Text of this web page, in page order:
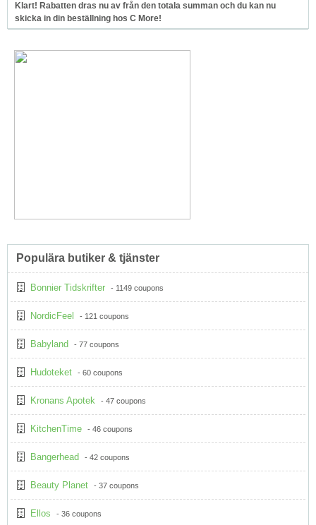
Klart! Rabatten dras nu av från den totala summan och du kan nu
skicka in din beställning hos C More!
Populära butiker & tjänster
Bonnier Tidskrifter - 1149 coupons
NordicFeel - 121 coupons
Babyland - 77 coupons
Hudoteket - 60 coupons
Kronans Apotek - 47 coupons
KitchenTime - 46 coupons
Bangerhead - 42 coupons
Beauty Planet - 37 coupons
Ellos - 36 coupons